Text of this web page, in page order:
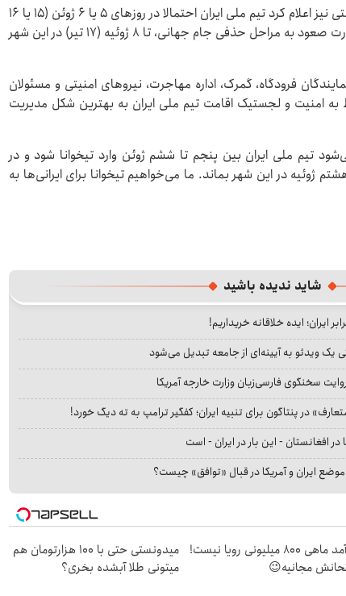
خوان خوزه پون مندز، دبیرکل دولت ایالتی نیز اعلام کرد تیم ملی ایران احتمالا در روزهای ۵ یا ۶ ژوئن (۱۵ یا ۱۶
خرداد) وارد تیخوانا خواهد شد و در صورت صعود به مراحل حذفی جام جهانی، تا ۸ ژوئیه (۱۷ تیر) در این شهر
فرودگاه، گمرک، اداره مهاجرت، نیروهای امنیتی و مسئولان
به امنیت و لجستیک اقامت تیم ملی ایران به بهترین شکل مدیریت
تیم ملی ایران بین پنجم تا ششم ژوئن وارد تیخوانا شود و در
ژوئیه در این شهر بماند. ما می‌خواهیم تیخوانا برای ایرانی‌ها به
شاید ندیده باشید
ایران؛ ایده خلاقانه خریداریم!
یک ویدئو به آیینه‌ای از جامعه تبدیل می‌شود
سخنگوی فارسی‌زبان وزارت خارجه آمریکا
در پنتاگون برای تنبیه ایران؛ کفگیر ترامپ به ته دیگ خورد!
در افغانستان - این بار در ایران - است
ایران و آمریکا در قبال «توافق» چیست؟
درآمد ماهی 800 میلیونی رویا نیست!
مجانیه😉
میدونستی حتی با ۱۰۰ هزارتومان هم
میتونی طلا آبشده بخری؟